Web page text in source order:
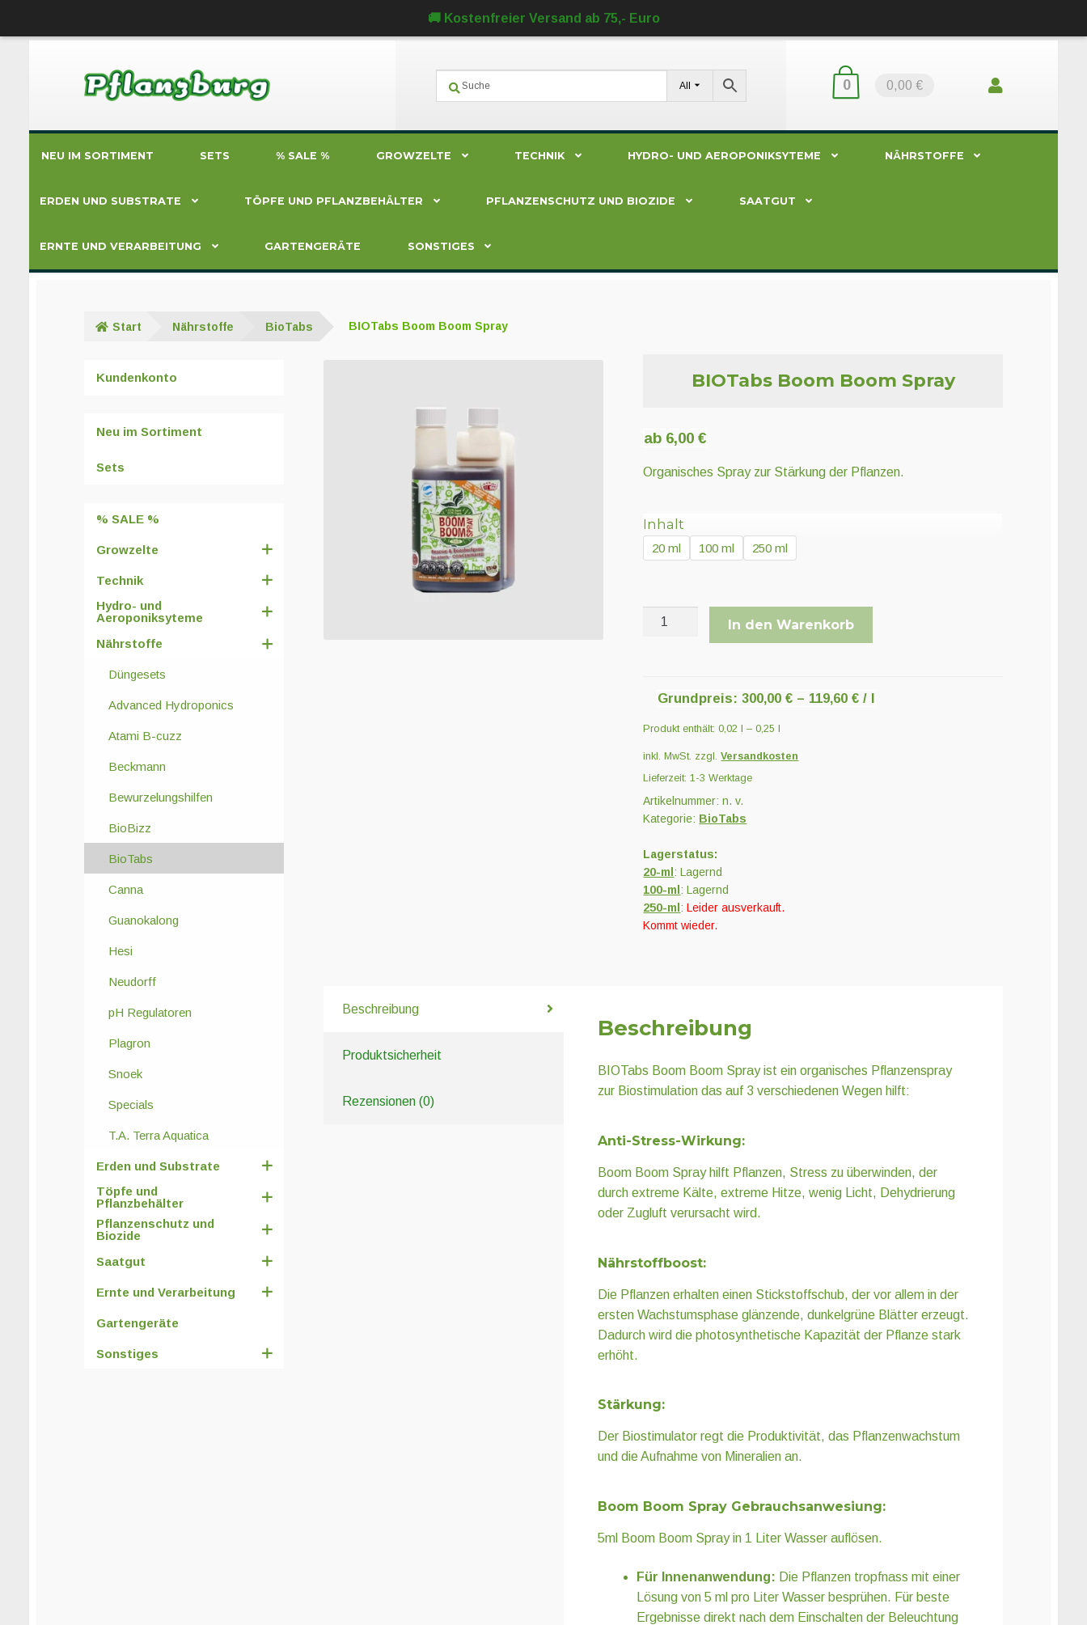
🚚 Kostenfreier Versand ab 75,- Euro
Navigation
All 0 0,00 €
NEU IM SORTIMENT SETS % SALE % GROWZELTE TECHNIK HYDRO- UND AEROPONIKSYTEME NÄHRSTOFFE
ERDEN UND SUBSTRATE TÖPFE UND PFLANZBEHÄLTER PFLANZENSCHUTZ UND BIOZIDE SAATGUT
ERNTE UND VERARBEITUNG GARTENGERÄTE SONSTIGES
Start Nährstoffe BioTabs BIOTabs Boom Boom Spray
BIOTabs Boom Boom Spray
ab 6,00€
Organisches Spray zur Stärkung der Pflanzen.
Inhalt
20 ml 100 ml 250 ml
BIOTabs
Menge
In den Warenkorb
Grundpreis: 300,00 € – 119,60 € /
Produkt enthält: 0,02 – 0,25
inkl. MwSt. zzgl.Versandkosten
Lieferzeit:1-3 Werktage
Artikelnummer:n. v.
Kategorie: BioTabs
Lagerstatus:
20-ml : Lagernd
100-ml : Lagernd
250-ml :Leider ausverkauft.
Kommt wieder.
Beschreibung
Produktsicherheit
Rezensionen (0)
Beschreibung
BIOTabs Boom Boom Spray ist ein organisches Pflanzenspray
zur Biostimulation das auf 3 verschiedenen Wegen hilft:
Anti-Stress-Wirkung:
Boom Boom Spray hilft Pflanzen, Stress zu überwinden, der
durch extreme Kälte, extreme Hitze, wenig Licht, Dehydrierung
oder Zugluft verursacht wird.
Nährstoffboost:
Die Pflanzen erhalten einen Stickstoffschub, der vor allem in der
ersten Wachstumsphase glänzende, dunkelgrüne Blätter erzeugt.
Dadurch wird die photosynthetische Kapazität der Pflanze stark
erhöht.
Stärkung:
Der Biostimulator regt die Produktivität, das Pflanzenwachstum
und die Aufnahme von Mineralien an.
Boom Boom Spray Gebrauchsanwesiung:
5ml Boom Boom Spray in 1 Liter Wasser auflösen.
Für Innenanwendung: Die Pflanzen tropfnass mit einer
Lösung von 5 ml pro Liter Wasser besprühen. Für beste
Ergebnisse direkt nach dem Einschalten der Beleuchtung
Kundenkonto
Neu im Sortiment
Sets
% SALE %
Growzelte
Technik
Hydro- und
Aeroponiksyteme
Nährstoffe
Düngesets
Advanced Hydroponics
Atami B-cuzz
Beckmann
Bewurzelungshilfen
BioBizz
BioTabs
Canna
Guanokalong
Hesi
Neudorff
pH Regulatoren
Plagron
Snoek
Specials
T.A. Terra Aquatica
Erden und Substrate
Töpfe und
Pflanzbehälter
Pflanzenschutz und
Biozide
Saatgut
Ernte und Verarbeitung
Gartengeräte
Sonstiges